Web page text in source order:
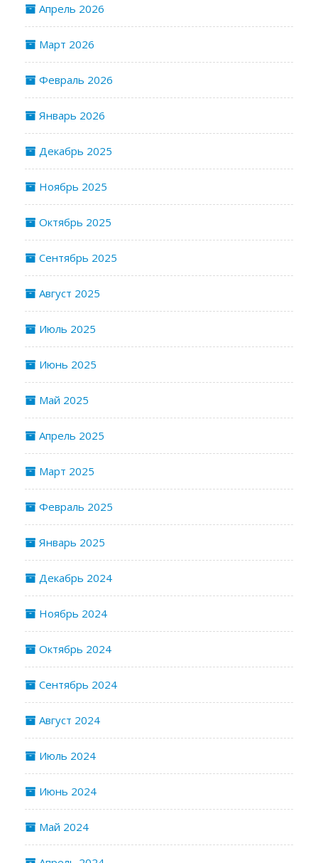
Апрель 2026
Март 2026
Февраль 2026
Январь 2026
Декабрь 2025
Ноябрь 2025
Октябрь 2025
Сентябрь 2025
Август 2025
Июль 2025
Июнь 2025
Май 2025
Апрель 2025
Март 2025
Февраль 2025
Январь 2025
Декабрь 2024
Ноябрь 2024
Октябрь 2024
Сентябрь 2024
Август 2024
Июль 2024
Июнь 2024
Май 2024